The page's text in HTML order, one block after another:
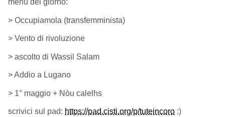
menù del giorno:
> Occupiamola (transfemminista)
> Vento di rivoluzione
> ascolto di Wassil Salam
> Addio a Lugano
> 1° maggio + Nòu calelhs
scrivici sul pad: https://pad.cisti.org/p/tuteincoro :)